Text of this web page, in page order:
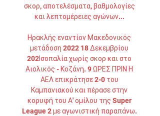
σκορ, αποτελέσματα, βαθμολογίες
και λεπτομέρειες αγώνων...
Ηρακλής εναντίον Μακεδονικός
μετάδοση 2022 18 Δεκεμβρίου
202Ισοπαλία χωρίς σκορ και στο
Αιολικός - Κοζάνη. 9 ΩΡΕΣ ΠΡΙΝ Η
ΑΕΛ επικράτησε 2-0 του
Καμπανιακού και πέρασε στην
κορυφή του Α' ομίλου της Super
League 2 με αγωνιστική παραπάνω.